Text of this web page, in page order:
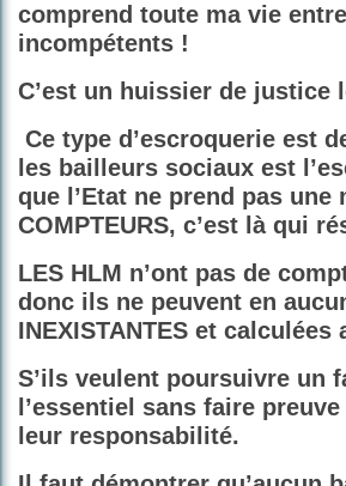
comprend toute ma vie
incompétents !
C’est un huissier de justice
Ce type d’escroquerie est
les bailleurs sociaux est
que l’Etat ne prend pas
COMPTEURS, c’est là qui
LES HLM n’ont pas de
donc ils ne peuvent en
INEXISTANTES et
S’ils veulent poursuivre un
l’essentiel sans faire
leur responsabilité.